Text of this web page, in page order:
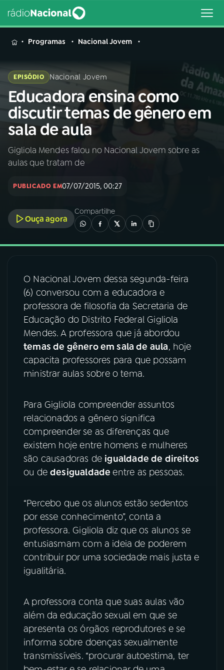
MENU
Buscar
na
Rádio
Nacional
Buscar
AO VIVO
INÍCIO
A RÁDIO
03PROGRAMAÇÃO
04 PROGRAMAS
PODCASTS
06VIDEOCASTS
08 FESTIVAL DE MÚSICA
ACOMPANHE A RÁDIO NACIONAL
YouTube Facebook
TikTok
Programas Nacional Jovem
EPISÓDIO Nacional Jovem
Educadora ensina como
discutir temas de gênero em
sala de aula
Gigliola Mendes falou no Nacional Jovem sobre as
aulas que tratam de
PUBLICADO EM07/07/2015, 00:27
Ouça agora
Compartilhe
O Nacional Jovem dessa segunda-feira
(6) conversou com a educadora e
professora de filosofia da Secretaria de
Educação do Distrito Federal Gigliola
Mendes. A professora que já abordou
temas de gênero em sala de aula, hoje
capacita professores para que possam
ministrar aulas sobre o tema.
Para Gigliola compreender assuntos
relacionados a gênero significa
compreender se as diferenças que
existem hoje entre homens e mulheres
são causadoras de igualdade de direitos
ou dedesigualdadeentre as pessoas.
“Percebo que os alunos estão sedentos
por esse conhecimento”, conta a
professora. Gigliola diz que os alunos se
entusiasmam com a ideia de poderem
contribuir por uma sociedade mais justa e
igualitária.
A professora conta que suas aulas vão
além da educação sexual em que se
apresenta os órgãos reprodutores e se
informa sobre doenças sexualmente
transmissíveis. “procurar autoestima, ter